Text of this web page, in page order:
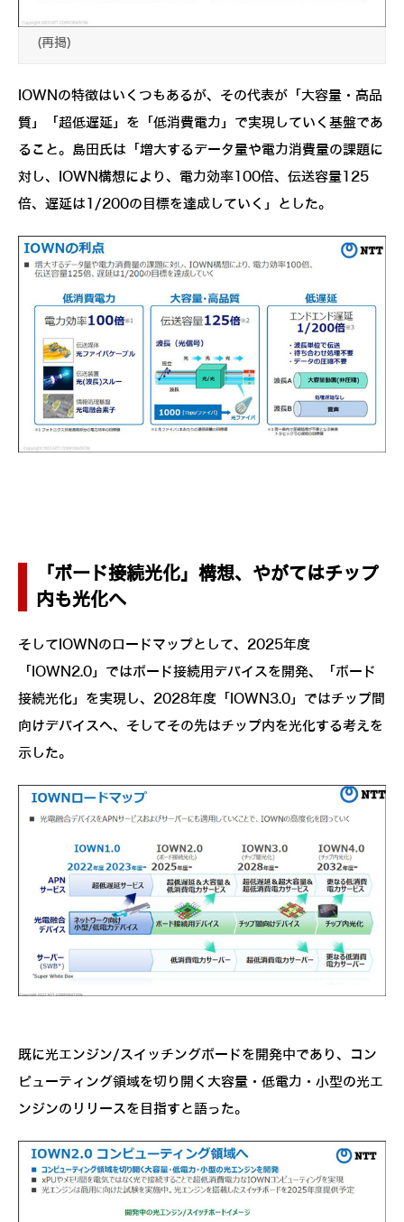
(再掲)
IOWNの特徴はいくつもあるが、その代表が「大容量・高品
質」「超低遅延」を「低消費電力」で実現していく基盤であ
ること。島田氏は「増大するデータ量や電力消費量の課題に
対し、IOWN構想により、電力効率100倍、伝送容量125
倍、遅延は1/200の目標を達成していく」とした。
「ボード接続光化」構想、やがてはチップ
内も光化へ
そしてIOWNのロードマップとして、2025年度
「IOWN2.0」ではボード接続用デバイスを開発、「ボード
接続光化」を実現し、2028年度「IOWN3.0」ではチップ間
向けデバイスへ、そしてその先はチップ内を光化する考えを
示した。
既に光エンジン/スイッチングボードを開発中であり、コン
ピューティング領域を切り開く大容量・低電力・小型の光エ
ンジンのリリースを目指すと語った。